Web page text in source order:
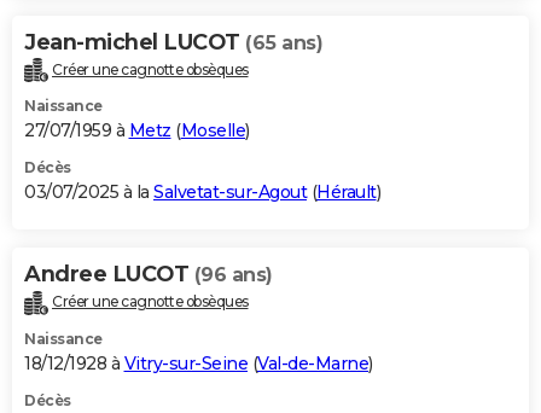
Jean-michel LUCOT (65 ans)
Créer une cagnotte obsèques
Naissance
27/07/1959 à Metz (Moselle)
Décès
03/07/2025 à la Salvetat-sur-Agout(Hérault)
Andree LUCOT (96 ans)
Créer une cagnotte obsèques
Naissance
18/12/1928 à Vitry-sur-Seine (Val-de-Marne)
Décès